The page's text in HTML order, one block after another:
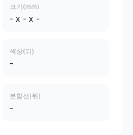
크기(mm)
- x - x -
색상(뒤)
-
분할선(뒤)
-